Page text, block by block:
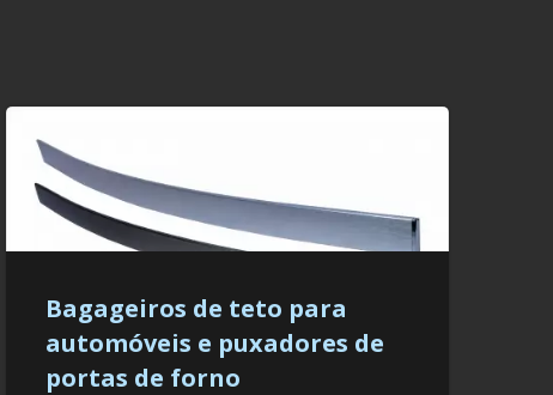
Bagageiros de teto para
automóveis e puxadores de
portas de forno